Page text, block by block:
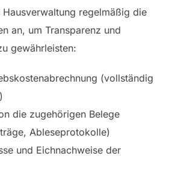
regelmäßig die
an, um Transparenz und
gewährleisten:
(vollständig
die zugehörigen Belege
Ableseprotokolle)
und Eichnachweise der